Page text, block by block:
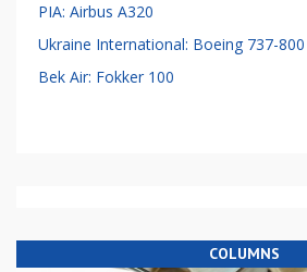
PIA: Airbus A320
Ukraine International: Boeing 737-800
Bek Air: Fokker 100
COLUMNS